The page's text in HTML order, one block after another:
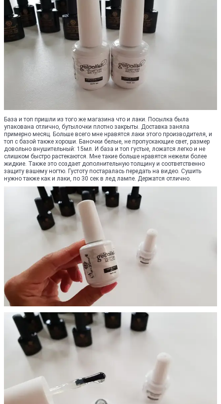
База и топ пришли из того же магазина что и лаки. Посылка была
упакована отлично, бутылочки плотно закрыты. Доставка заняла
примерно месяц. Больше всего мне нравятся лаки этого производителя, и
топ с базой также хороши. Баночки белые, не пропускающие свет, размер
довольно внушительный: 15мл. И база и топ густые, ложатся легко и не
слишком быстро растекаются. Мне такие больше нравятся нежели более
жидкие. Также это создает дополнительную толщину и соответственно
защиту вашему ногтю. Густоту постаралась передать на видео. Сушить
нужно также как и лаки, по 30 сек в лед лампе. Держатся отлично.